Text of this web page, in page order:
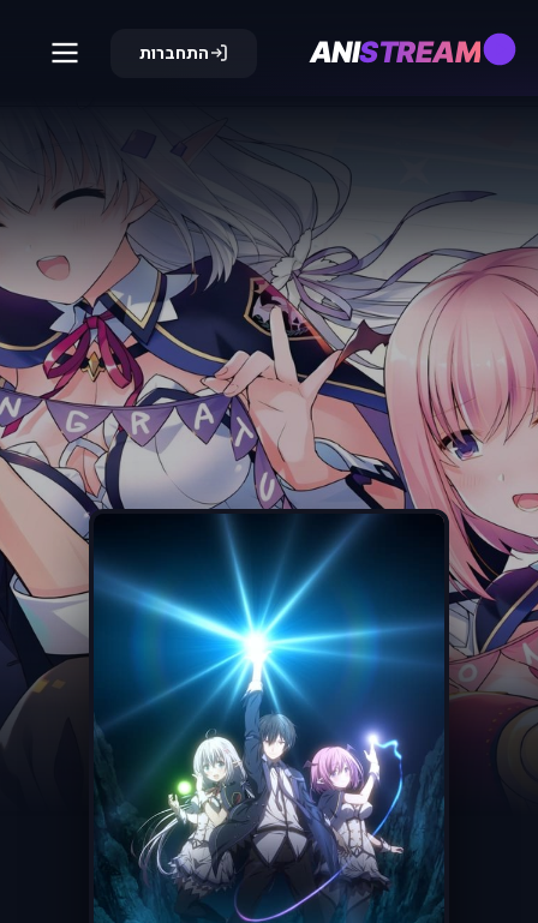
ANISTREAM התחברות